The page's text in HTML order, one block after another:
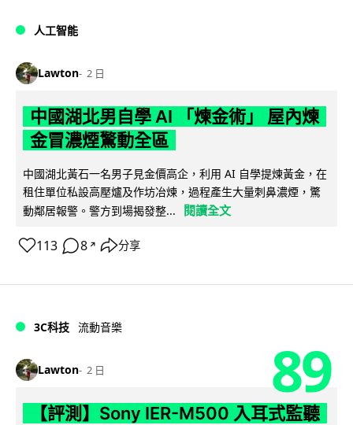
人工智能
Lawton 2 日
中國湖北男自學 AI 「煉金術」 屋內煉
金冒濃煙驚動全區
中國湖北黃石一名男子見金價高企，利用 AI 自學提煉黃金，在
租住單位私設高壓爐及作坊冶煉，過程產生大量刺鼻濃煙，驚
動鄰居報警。警方到場揭發整...
閱讀全文
113 8 ↗ 分享
3C科技 流動音樂
Lawton 2 日 89
【評測】Sony IER-M500 入耳式監聽